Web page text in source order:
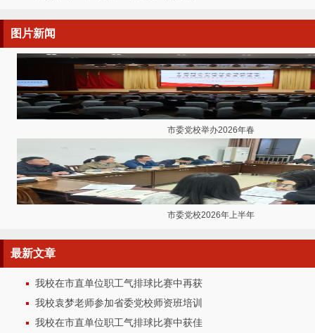
图片新闻
市委党校举办2026年春
市委党校2026年上半年
最新文章
我校在市直单位职工气排球比赛中再获
我校袁梦老师参加省委党校师资班培训
我校在市直单位职工气排球比赛中获佳